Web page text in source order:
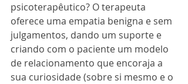
psicoterapêutico? O terapeuta
oferece uma empatia benigna e sem
julgamentos, dando um suporte e
criando com o paciente um modelo
de relacionamento que encoraja a
sua curiosidade (sobre si mesmo e o